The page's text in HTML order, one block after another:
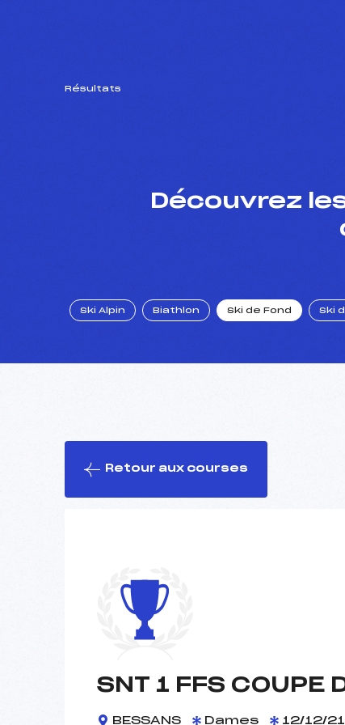
Résultats
Découvrez
Ski Alpin Biathlon Ski de Fond Ski
Retour aux courses
SNT 1 FFS COUPE
BESSANS Dames 12/12/21